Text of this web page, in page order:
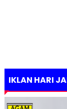
IKLAN HARI